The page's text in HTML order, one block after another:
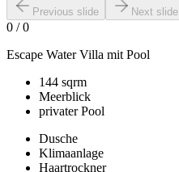
Previous slide Next slide
0 /0
Escape Water Villa mit Pool
144 sqrm
Meerblick
privater Pool
Dusche
Klimaanlage
Haartrockner